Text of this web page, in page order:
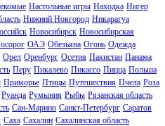
Настольные игры Находка Нигер
Нижний Новгород Никарагуа
Новосибирск Новосибирская
ОАЭ Обезьяна Огонь Одежда
Орел Оренбург Осетия Пакистан Панама
Перу Пикалево Пикассо Пицца Польша
Приморье Птицы Путешествия Пчела Роза
Руанда Румыния Рыбы Рязанская область
Сан-Марино Санкт-Петербург Саратов
Саха Сахалин Сахалинская область